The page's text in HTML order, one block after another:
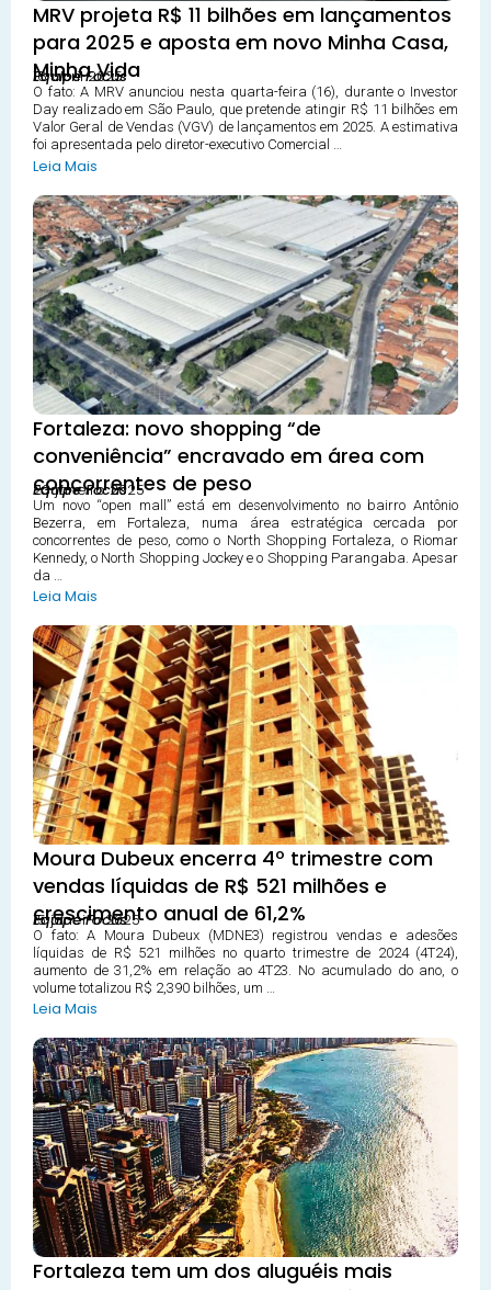
MRV projeta R$ 11 bilhões em lançamentos
para 2025 e aposta em novo Minha Casa,
Minha Vida
16 abril 2025
Equipe Focus
O fato: A MRV anunciou nesta quarta-feira (16), durante o Investor
Day realizado em São Paulo, que pretende atingir R$ 11 bilhões em
Valor Geral de Vendas (VGV) de lançamentos em 2025. A estimativa
foi apresentada pelo diretor-executivo Comercial …
Leia Mais
Fortaleza: novo shopping “de
conveniência” encravado em área com
concorrentes de peso
23 janeiro 2025
Equipe Focus
Um novo “open mall” está em desenvolvimento no bairro Antônio
Bezerra, em Fortaleza, numa área estratégica cercada por
concorrentes de peso, como o North Shopping Fortaleza, o Riomar
Kennedy, o North Shopping Jockey e o Shopping Parangaba. Apesar
da …
Leia Mais
Moura Dubeux encerra 4º trimestre com
vendas líquidas de R$ 521 milhões e
crescimento anual de 61,2%
15 janeiro 2025
Equipe Focus
O fato: A Moura Dubeux (MDNE3) registrou vendas e adesões
líquidas de R$ 521 milhões no quarto trimestre de 2024 (4T24),
aumento de 31,2% em relação ao 4T23. No acumulado do ano, o
volume totalizou R$ 2,390 bilhões, um …
Leia Mais
Fortaleza tem um dos aluguéis mais